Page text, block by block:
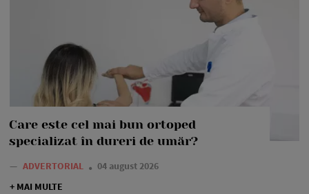
Care este cel mai bun ortoped
specializat în dureri de umăr?
— ADVERTORIAL
04 august 2026
+ MAI MULTE